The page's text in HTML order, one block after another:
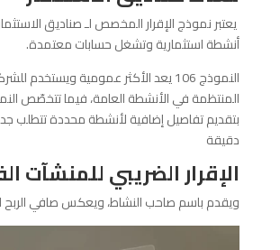
يعتبر نموذج الإقرار المخصص لـ صناديق
أنشطة استثمارية وتشغل حسابات معتمدة.
النموذج 106 يعد الأكثر عمومية ويستخدم
المنتظمة في الأنشطة العامة، فيما تتخصّص
بتقديم تفاصيل إضافية لأنشطة محددة تتطلب
دقيقة
الإقرار الضريبي للمنشآت
ويقدم باسم صاحب النشاط، ويعكس صافي الربح